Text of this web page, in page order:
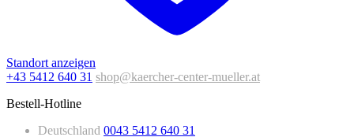
Standort anzeigen
+43 5412 640 31 shop@kaercher-center-mueller.at
Bestell-Hotline
Deutschland 0043 5412 640 31